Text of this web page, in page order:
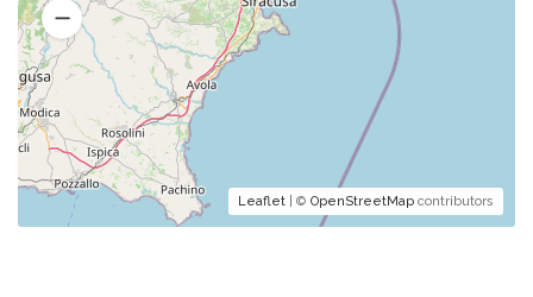
Leaflet | © OpenStreetMap contributors